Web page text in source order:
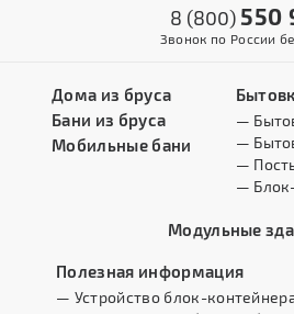
8 (800) 550
Звонок по России
Дома из бруса
Бани из бруса
Мобильные бани
—
—
—
—
Модульные
Полезная информация
— Устройство блок-